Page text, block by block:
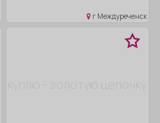
г Междуреченск
куплю - золотую цепочку